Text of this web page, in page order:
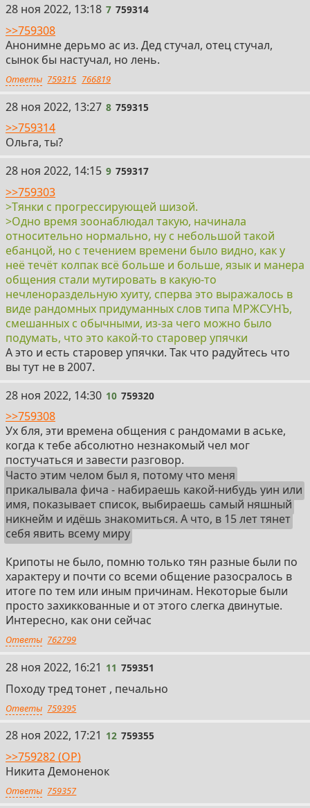
7
28 ноя 2022, 13:18 7 759314
>>759308
Анонимне дерьмо ас из. Дед стучал, отец стучал,
сынок бы настучал, но лень.
Ответы 759315 766819
8
28 ноя 2022, 13:27 8 759315
>>759314
Ольга, ты?
9
28 ноя 2022, 14:15 9 759317
>>759303
>Тянки с прогрессирующей шизой.
>Одно время зоонаблюдал такую, начинала
относительно нормально, ну с небольшой такой
ебанцой, но с течением времени было видно, как у
неё течёт колпак всё больше и больше, язык и манера
общения стали мутировать в какую-то
нечленораздельную хуиту, сперва это выражалось в
виде рандомных придуманных слов типа МРЖСУНЪ,
смешанных с обычными, из-за чего можно было
подумать, что это какой-то старовер упячки
А это и есть старовер упячки. Так что радуйтесь что
вы тут не в 2007.
10
28 ноя 2022, 14:30 10 759320
>>759308
Ух бля, эти времена общения с рандомами в аське,
когда к тебе абсолютно незнакомый чел мог
постучаться и завести разговор.
Часто этим челом был я, потому что меня
прикалывала фича - набираешь какой-нибудь уин или
имя, показывает список, выбираешь самый няшный
никнейм и идёшь знакомиться. А что, в 15 лет тянет
себя явить всему миру
Крипоты не было, помню только тян разные были по
характеру и почти со всеми общение разосралось в
итоге по тем или иным причинам. Некоторые были
просто захиккованные и от этого слегка двинутые.
Интересно, как они сейчас
Ответы 762799
11
28 ноя 2022, 16:21 11 759351
Походу тред тонет , печально
Ответы 759395
12
28 ноя 2022, 17:21 12 759355
>>759282 (OP)
Никита Демоненок
Ответы 759357